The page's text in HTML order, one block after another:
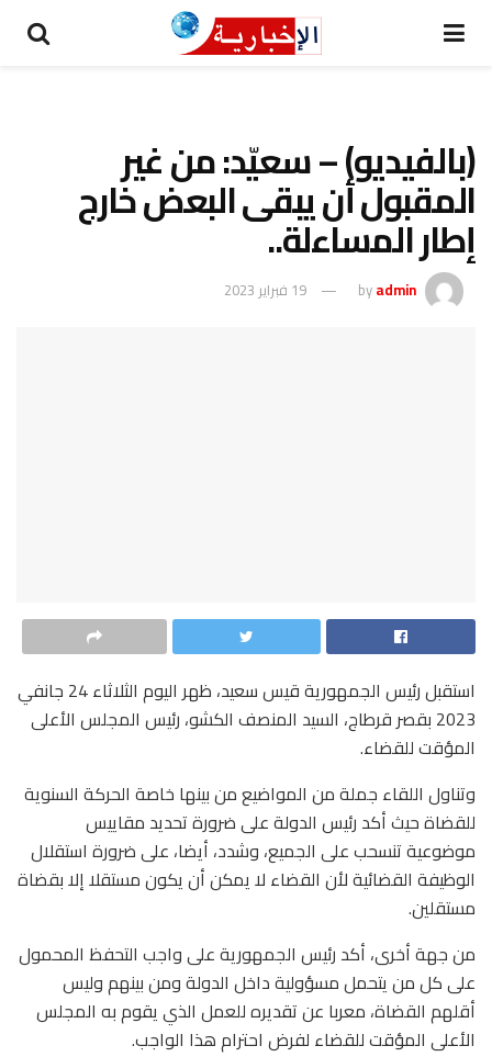
(بالفيديو) – سعيّد: من غير
المقبول أن يبقى البعض خارج
إطار المساءلة..
byadmin 19 فبراير 2023
استقبل رئيس الجمهورية قيس سعيد، ظهر اليوم الثلاثاء 24 جانفي
2023 بقصر قرطاج، السيد المنصف الكشو، رئيس المجلس الأعلى
المؤقت للقضاء.
وتناول اللقاء جملة من المواضيع من بينها خاصة الحركة السنوية
للقضاة حيث أكد رئيس الدولة على ضرورة تحديد مقاييس
موضوعية تنسحب على الجميع، وشدد، أيضا، على ضرورة استقلال
الوظيفة القضائية لأن القضاء لا يمكن أن يكون مستقلا إلا بقضاة
مستقلين.
من جهة أخرى، أكد رئيس الجمهورية على واجب التحفظ المحمول
على كل من يتحمل مسؤولية داخل الدولة ومن بينهم وليس
أقلهم القضاة، معربا عن تقديره للعمل الذي يقوم به المجلس
الأعلى المؤقت للقضاء لفرض احترام هذا الواجب.